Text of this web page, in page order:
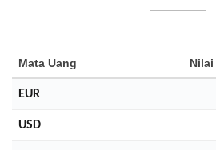
Mata Uang Nilai
EUR
USD